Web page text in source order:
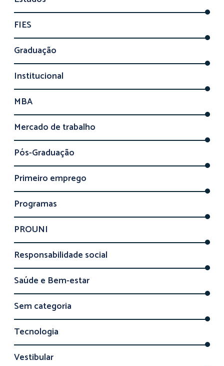
FIES
Graduação
Institucional
MBA
Mercado de trabalho
Pós-Graduação
Primeiro emprego
Programas
PROUNI
Responsabilidade social
Saúde e Bem-estar
Sem categoria
Tecnologia
Vestibular